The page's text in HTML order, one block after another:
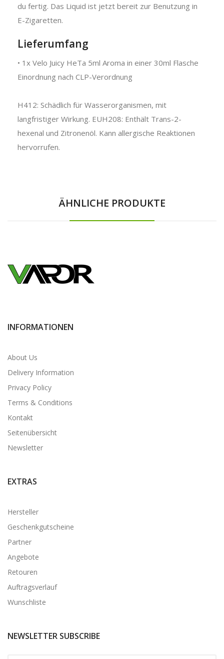
du fertig. Das Liquid ist jetzt bereit zur Benutzung in
E-Zigaretten.
Lieferumfang
• 1x Velo Juicy HeTa 5ml Aroma in einer 30ml Flasche
Einordnung nach CLP-Verordnung
H412: Schädlich für Wasserorganismen, mit
langfristiger Wirkung. EUH208: Enthält Trans-2-
hexenal und Zitronenöl. Kann allergische Reaktionen
hervorrufen.
ÄHNLICHE PRODUKTE
INFORMATIONEN
About Us
Delivery Information
Privacy Policy
Terms & Conditions
Kontakt
Seitenübersicht
Newsletter
EXTRAS
Hersteller
Geschenkgutscheine
Partner
Angebote
Retouren
Auftragsverlauf
Wunschliste
NEWSLETTER SUBSCRIBE